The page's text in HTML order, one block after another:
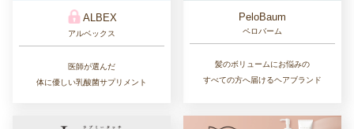
ALBEX
アルベックス
医師が選んだ
体に優しい乳酸菌サプリメント
PeloBaum
ペロバーム
髪のボリュームにお悩みの
すべての方へ届けるヘアブランド